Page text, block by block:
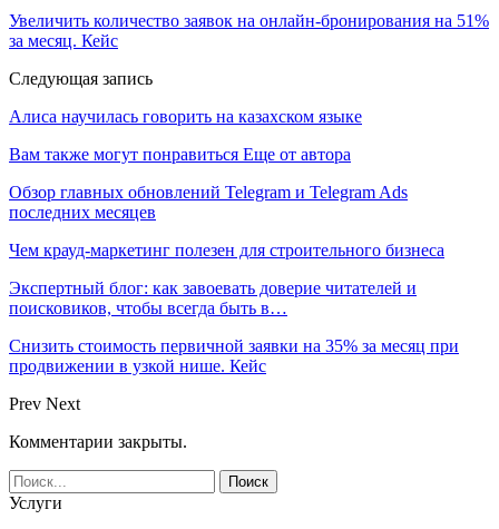
Увеличить количество заявок на онлайн-бронирования на 51%
за месяц. Кейс
Следующая запись
Алиса научилась говорить на казахском языке
Вам также могут понравиться Еще от автора
Обзор главных обновлений Telegram и Telegram Ads
последних месяцев
Чем крауд-маркетинг полезен для строительного бизнеса
Экспертный блог: как завоевать доверие читателей и
поисковиков, чтобы всегда быть в…
Снизить стоимость первичной заявки на 35% за месяц при
продвижении в узкой нише. Кейс
Prev Next
Комментарии закрыты.
Услуги